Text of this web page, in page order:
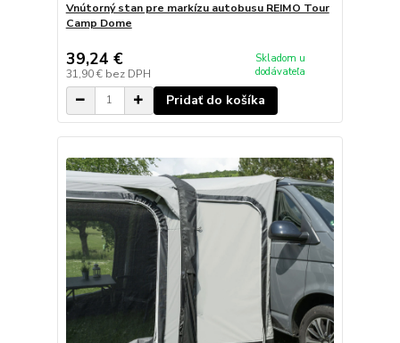
Vnútorný stan pre markízu autobusu REIMO Tour
Camp Dome
39,24 €
31,90 € bez DPH
Skladom u
dodávateľa
Pridať do košíka